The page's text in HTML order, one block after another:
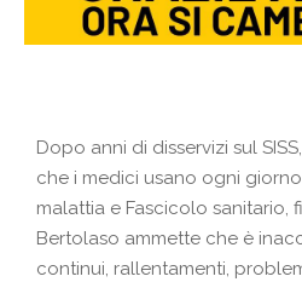
Dopo anni di disservizi sul
che i medici usano ogni
malattia e Fascicolo sanitario,
Bertolaso ammette che è
continui, rallentamenti,